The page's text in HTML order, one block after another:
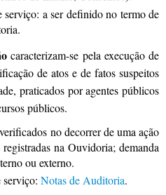
serviço: a ser definido no termo de
caracterizam-se pela execução de
de atos e de fatos suspeitos
praticados por agentes públicos
públicos.
no decorrer de uma ação
na Ouvidoria; demanda
ou externo.
serviço: Notas de Auditoria.